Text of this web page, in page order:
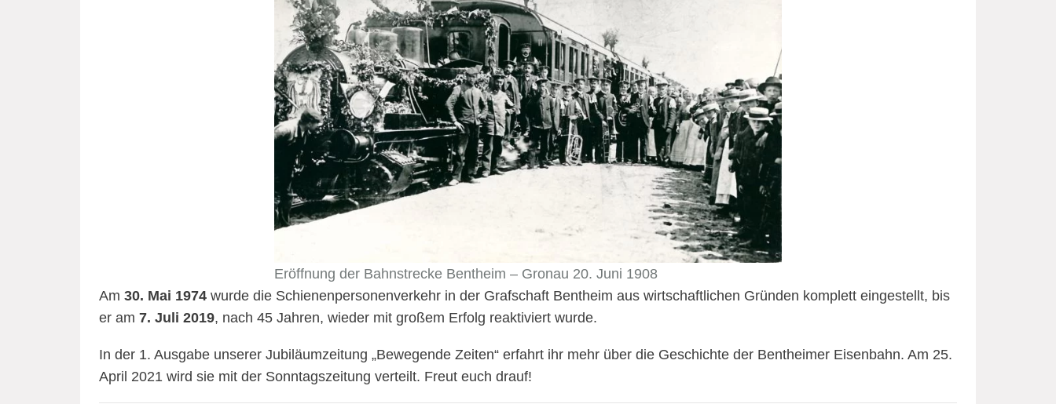
Eröffnung der Bahnstrecke Bentheim – Gronau 20. Juni 1908
Am 30. Mai 1974 wurde die Schienenpersonenverkehr in der Grafschaft Bentheim aus wirtschaftlichen Gründen komplett eingestellt, bis
er am 7. Juli 2019, nach 45 Jahren, wieder mit großem Erfolg reaktiviert wurde.
In der 1. Ausgabe unserer Jubiläumzeitung „Bewegende Zeiten“ erfahrt ihr mehr über die Geschichte der Bentheimer Eisenbahn. Am 25.
April 2021 wird sie mit der Sonntagszeitung verteilt. Freut euch drauf!